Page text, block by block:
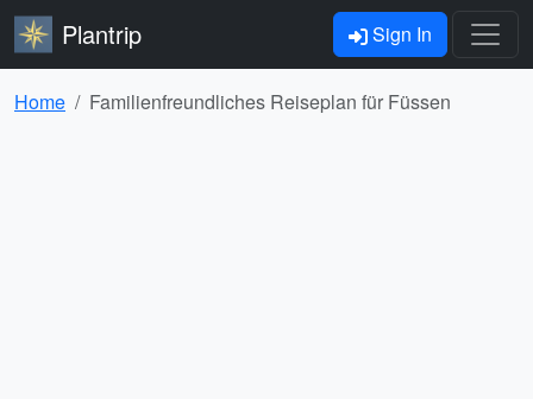
Plantrip Sign In
Home Familienfreundliches Reiseplan für Füssen